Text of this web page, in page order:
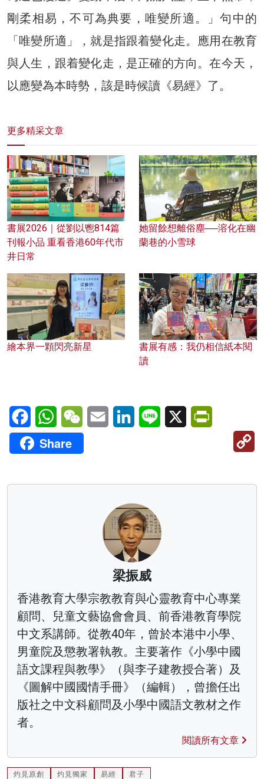
剛柔相易，不可為典要，唯變所適。」句中的
「唯變所適」，就是指跟着變化走。應用在教育
與人生，跟着變化走，是正確的方向。在今天，
以應變為本時勢，該是時候讀《易經》了。
更多精采文章
書展2026｜從劉以鬯814篇
刊報小品 重看香港60年代市
井日常
她留餘想離俗塵──溶化在幽
蘭巷的小雪球
繪本界一顆閃亮新星
書展有感：我仍相信紙本閱
讀
FacebookWhatsAppWeChatEmail LinkedInLine X
Share
梁振威
香港教育大學宗教教育與心靈教育中心專業
顧問、兒童文藝協會會員、前香港教育學院
中文系講師。從教40年，曾於本港中小學、
男童院及懲教署執教。主要著作《小學中國
語文課程與教學》（與李子建教授合著）及
《圖解中國國情手冊》（編輯），曾擔任出
版社之中文科顧問及小學中國語文教材之作
者。
閱讀所有文章
灼見原創 灼見獨家 易經 君子